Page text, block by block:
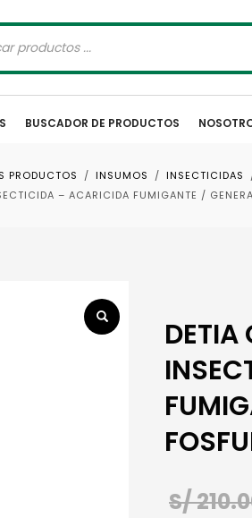
BUSCADOR DE PRODUCTOS
PRODUCTOS INSUMOS INSECTICIDAS
– ACARICIDA FUMIGANTE /
S/